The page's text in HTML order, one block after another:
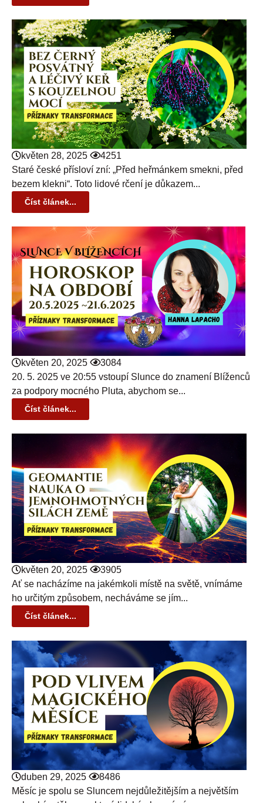
květen 28, 2025
4251
Staré české přísloví zní: „Před heřmánkem smekni, před
bezem klekni“. Toto lidové rčení je důkazem...
Číst článek...
květen 20, 2025
3084
20. 5. 2025 ve 20:55 vstoupí Slunce do znamení Blíženců
za podpory mocného Pluta, abychom se...
Číst článek...
květen 20, 2025
3905
Ať se nacházíme na jakémkoli místě na světě, vnímáme
ho určitým způsobem, necháváme se jím...
Číst článek...
duben 29, 2025
8486
Měsíc je spolu se Sluncem nejdůležitějším a největším